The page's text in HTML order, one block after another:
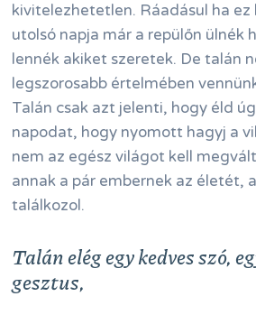
kivitelezhetetlen. Ráadásul ha ez
utolsó napja már a repülőn ülnék
lennék akiket szeretek. De talán
legszorosabb értelmében
Talán csak azt jelenti, hogy éld
napodat, hogy nyomott hagyj a
nem az egész világot kell
annak a pár embernek az életét,
találkozol.
Talán elég egy kedves szó,
gesztus,